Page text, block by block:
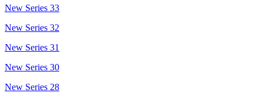
New Series 33
New Series 32
New Series 31
New Series 30
New Series 28